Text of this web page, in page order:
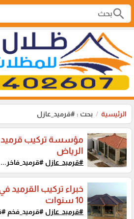
search
الرئيسية بحث : #قرميد_عازل
مؤسسة تركيب
الرياض
#قرميد_عازل #قرميد_فاخر...
خبراء تركيب القرميد
10 سنوات
#قرميد_عازل #قرميد_فخم